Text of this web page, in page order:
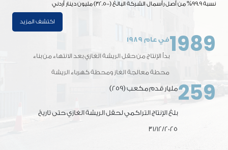
نسبة 99.9% من أصل رأسمال الشركة البالغ (32.500) مليون دينار أردني
اكتشف المزيد
1989في عام 1989
بدأ الإنتاج من حقل الريشة الغازي بعد الانتهاء من بناء
محطة معالجة الغاز ومحطة كهرباء الريشة
259(259) مليار قدم مكعب
بلغ الإنتاج التراكمي لحقل الريشة الغازي حتى تاريخ
31/12/2025